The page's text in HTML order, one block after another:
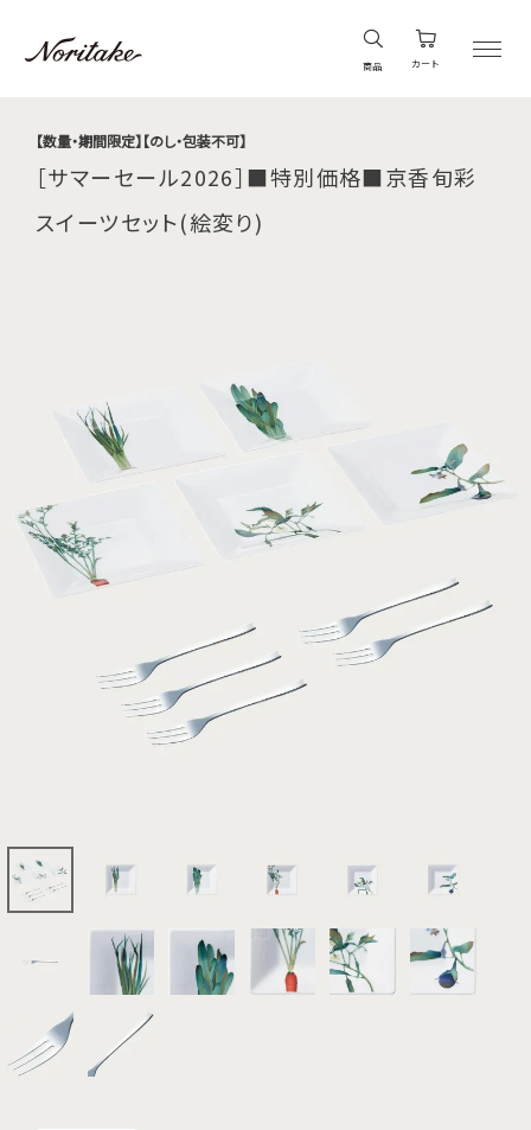
商品 カート
【数量・期間限定】【のし・包装不可】
［サマーセール2026］■特別価格■京香旬彩
スイーツセット(絵変り)